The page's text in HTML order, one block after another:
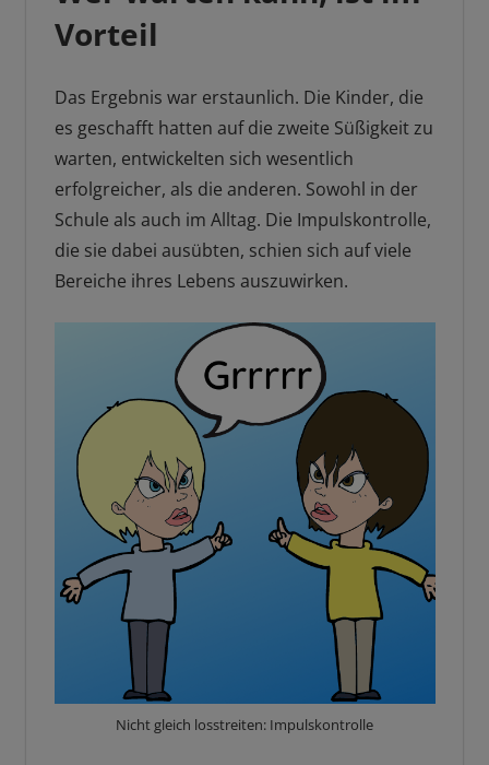
Vorteil
Das Ergebnis war erstaunlich. Die Kinder, die
es geschafft hatten auf die zweite Süßigkeit zu
warten, entwickelten sich wesentlich
erfolgreicher, als die anderen. Sowohl in der
Schule als auch im Alltag. Die Impulskontrolle,
die sie dabei ausübten, schien sich auf viele
Bereiche ihres Lebens auszuwirken.
Nicht gleich losstreiten: Impulskontrolle